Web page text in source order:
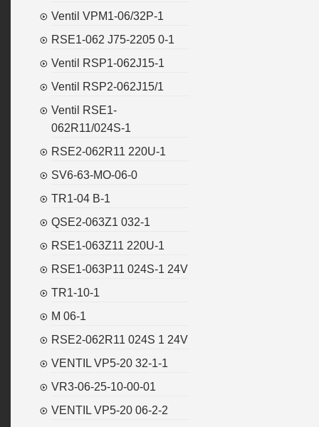
Ventil VPM1-06/32P-1
RSE1-062 J75-2205 0-1
Ventil RSP1-062J15-1
Ventil RSP2-062J15/1
Ventil RSE1-
062R11/024S-1
RSE2-062R11 220U-1
SV6-63-MO-06-0
TR1-04 B-1
QSE2-063Z1 032-1
RSE1-063Z11 220U-1
RSE1-063P11 024S-1 24V
TR1-10-1
M 06-1
RSE2-062R11 024S 1 24V
VENTIL VP5-20 32-1-1
VR3-06-25-10-00-01
VENTIL VP5-20 06-2-2